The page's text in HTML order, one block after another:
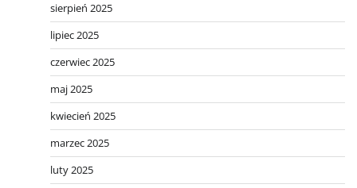
sierpień 2025
lipiec 2025
czerwiec 2025
maj 2025
kwiecień 2025
marzec 2025
luty 2025